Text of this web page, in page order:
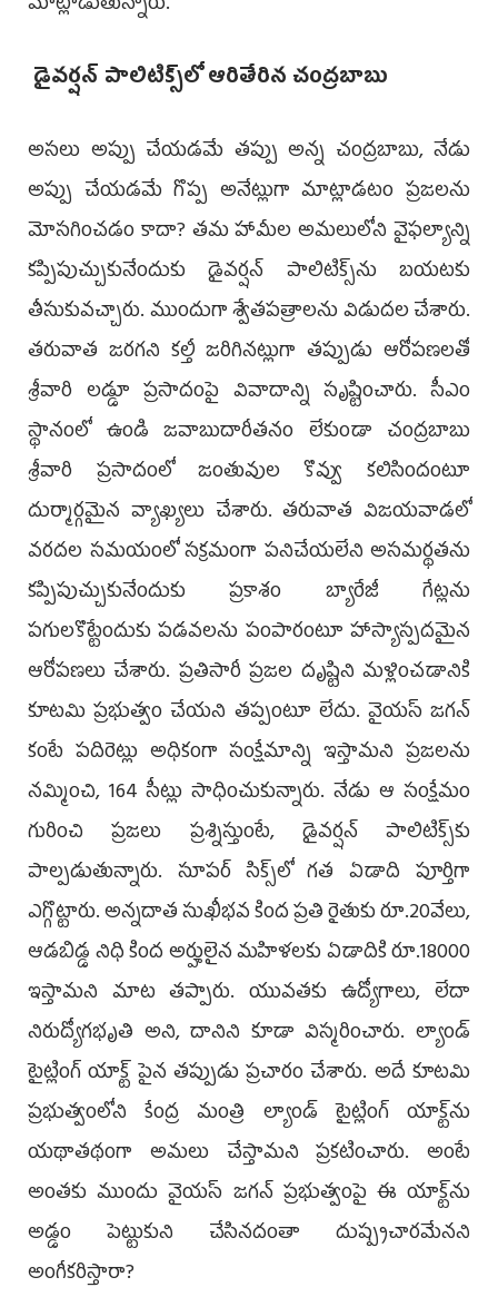
డైవర్షన్ పాలిటిక్స్‌లో ఆరితేరిన చంద్రబాబు
అసలు అప్పు చేయడమే తప్పు అన్న చంద్రబాబు, నేడు
అప్పు చేయడమే గొప్ప అనేట్లుగా మాట్లాడటం ప్రజలను
మోసగించడం కాదా? తమ హామీల అమలులోని వైఫల్యాన్ని
కప్పిపుచ్చుకునేందుకు డైవర్షన్ పాలిటిక్స్‌ను బయటకు
తీసుకువచ్చారు. ముందుగా శ్వేతపత్రాలను విడుదల చేశారు.
తరువాత జరగని కల్తీ జరిగినట్లుగా తప్పుడు ఆరోపణలతో
శ్రీవారి లడ్డూ ప్రసాదంపై వివాదాన్ని సృష్టించారు. సీఎం
స్థానంలో ఉండి జవాబుదారీతనం లేకుండా చంద్రబాబు
శ్రీవారి ప్రసాదంలో జంతువుల కొవ్వు కలిసిందంటూ
దుర్మార్గమైన వ్యాఖ్యలు చేశారు. తరువాత విజయవాడలో
వరదల సమయంలో సక్రమంగా పనిచేయలేని అసమర్థతను
కప్పిపుచ్చుకునేందుకు ప్రకాశం బ్యారేజీ గేట్లను
పగులకొట్టేందుకు పడవలను పంపారంటూ హాస్యాస్పదమైన
ఆరోపణలు చేశారు. ప్రతిసారీ ప్రజల దృష్టిని మళ్లించడానికి
కూటమి ప్రభుత్వం చేయని తప్పంటూ లేదు. వైయస్ జగన్
కంటే పదిరెట్లు అధికంగా సంక్షేమాన్ని ఇస్తామని ప్రజలను
నమ్మించి, 164 సీట్లు సాధించుకున్నారు. నేడు ఆ సంక్షేమం
గురించి ప్రజలు ప్రశ్నిస్తుంటే, డైవర్షన్ పాలిటిక్స్‌కు
పాల్పడుతున్నారు. సూపర్‌ సిక్స్‌లో గత ఏడాది పూర్తిగా
ఎగ్గొట్టారు. అన్నదాత సుఖీభవ కింద ప్రతి రైతుకు రూ.20వేలు,
ఆడబిడ్డ నిధి కింద అర్హులైన మహిళలకు ఏడాదికి రూ.18000
ఇస్తామని మాట తప్పారు. యువతకు ఉద్యోగాలు, లేదా
నిరుద్యోగభృతి అని, దానిని కూడా విస్మరించారు. ల్యాండ్
టైట్లింగ్ యాక్ట్‌ పైన తప్పుడు ప్రచారం చేశారు. అదే కూటమి
ప్రభుత్వంలోని కేంద్ర మంత్రి ల్యాండ్ టైట్లింగ్ యాక్ట్‌ను
యథాతథంగా అమలు చేస్తామని ప్రకటించారు. అంటే
అంతకు ముందు వైయస్ జగన్ ప్రభుత్వంపై ఈ యాక్ట్‌ను
అడ్డం పెట్టుకుని చేసినదంతా దుష్ప్రచారమేనని
అంగీకరిస్తారా?